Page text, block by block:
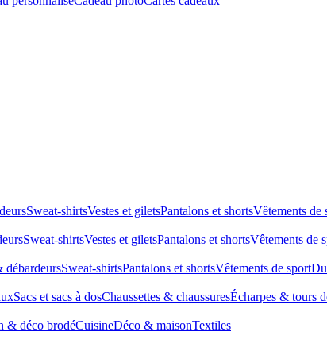
Sweat-shirtsVestes et giletsPantalons et shortsVêtements de
Sweat-shirtsVestes et giletsPantalons et shortsVêtements de
débardeursSweat-shirtsPantalons et shortsVêtements de sport
Sacs et sacs à dosChaussettes & chaussuresÉcharpes & tours
& déco brodéCuisineDéco & maisonTextiles